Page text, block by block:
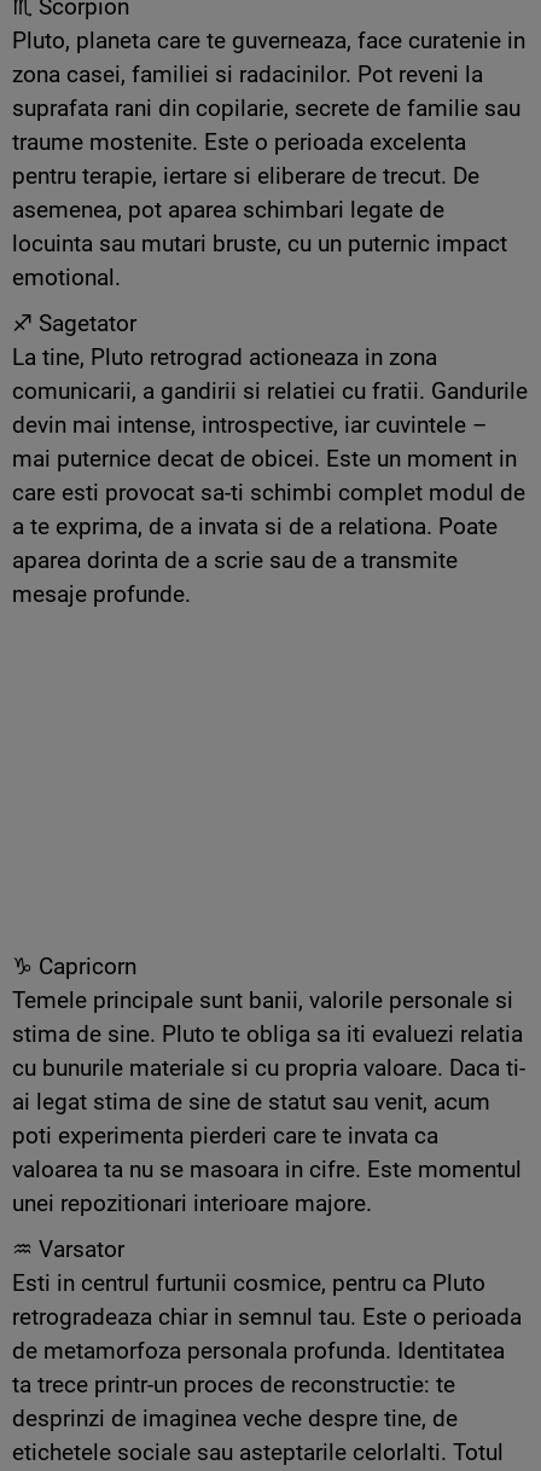
♏ Scorpion
Pluto, planeta care te guverneaza, face curatenie in
zona casei, familiei si radacinilor. Pot reveni la
suprafata rani din copilarie, secrete de familie sau
traume mostenite. Este o perioada excelenta
pentru terapie, iertare si eliberare de trecut. De
asemenea, pot aparea schimbari legate de
locuinta sau mutari bruste, cu un puternic impact
emotional.
♐ Sagetator
La tine, Pluto retrograd actioneaza in zona
comunicarii, a gandirii si relatiei cu fratii. Gandurile
devin mai intense, introspective, iar cuvintele –
mai puternice decat de obicei. Este un moment in
care esti provocat sa-ti schimbi complet modul de
a te exprima, de a invata si de a relationa. Poate
aparea dorinta de a scrie sau de a transmite
mesaje profunde.
♑ Capricorn
Temele principale sunt banii, valorile personale si
stima de sine. Pluto te obliga sa iti evaluezi relatia
cu bunurile materiale si cu propria valoare. Daca ti-
ai legat stima de sine de statut sau venit, acum
poti experimenta pierderi care te invata ca
valoarea ta nu se masoara in cifre. Este momentul
unei repozitionari interioare majore.
♒ Varsator
Esti in centrul furtunii cosmice, pentru ca Pluto
retrogradeaza chiar in semnul tau. Este o perioada
de metamorfoza personala profunda. Identitatea
ta trece printr-un proces de reconstructie: te
desprinzi de imaginea veche despre tine, de
etichetele sociale sau asteptarile celorlalti. Totul